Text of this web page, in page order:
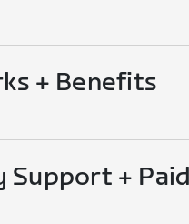
+ Benefits
Support +